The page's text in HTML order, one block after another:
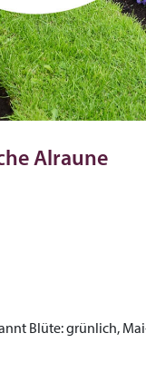
Alraune
Blüte:grünlich,